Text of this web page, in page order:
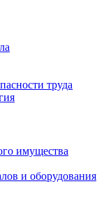
труда
имущества
и оборудования